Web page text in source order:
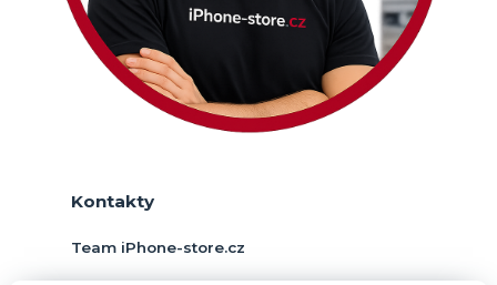
Kontakty
Team iPhone-store.cz